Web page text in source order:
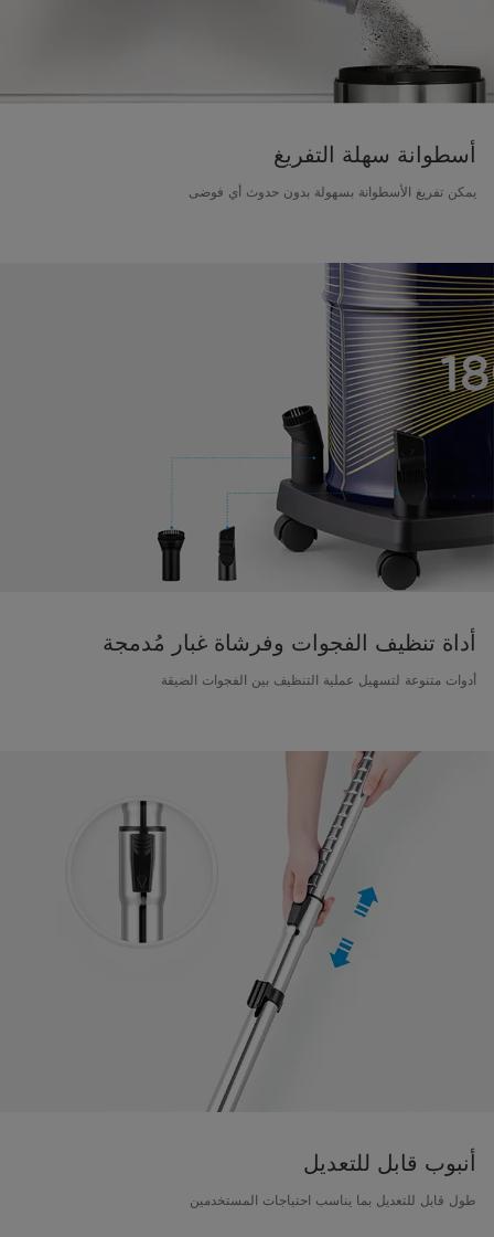
أسطوانة سهلة التفريغ
يمكن تفريغ الأسطوانة بسهولة بدون حدوث أي فوضى
أداة تنظيف الفجوات وفرشاة غبار مُدمجة
أدوات متنوعة لتسهيل عملية التنظيف بين الفجوات الضيقة
أنبوب قابل للتعديل
طول قابل للتعديل بما يناسب احتياجات المستخدمين